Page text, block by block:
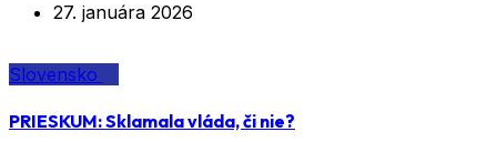
27. januára 2026
Slovensko
PRIESKUM: Sklamala vláda, či nie?